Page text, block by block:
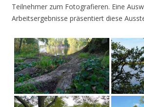
Teilnehmer zum Fotografieren. Eine
Arbeitsergebnisse präsentiert diese